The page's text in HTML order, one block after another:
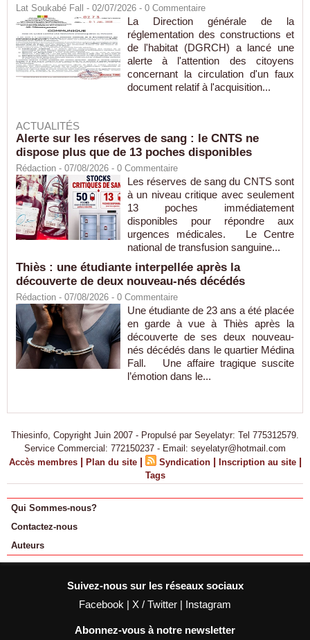
Lat Soukabé Fall - 02/07/2026 - 0 Commentaire
La Direction générale de la
réglementation des constructions et
de l'habitat (DGRCH) a lancé une
alerte à l'attention des citoyens
concernant la circulation d'un faux
document relatif à l'acquisition...
ACTUALITÉS
Alerte sur les réserves de sang : le CNTS ne
dispose plus que de 13 poches disponibles
Rédaction - 07/08/2026 - 0 Commentaire
Les réserves de sang du CNTS sont
à un niveau critique avec seulement
13 poches immédiatement
disponibles pour répondre aux
urgences médicales. Le Centre
national de transfusion sanguine...
Thiès : une étudiante interpellée après la
découverte de deux nouveau-nés décédés
Rédaction - 07/08/2026 - 0 Commentaire
Une étudiante de 23 ans a été placée
en garde à vue à Thiès après la
découverte de ses deux nouveau-
nés décédés dans le quartier Médina
Fall. Une affaire tragique suscite
l’émotion dans le...
Thiesinfo, Copyright Juin 2007 - Propulsé par Seyelatyr: Tel 775312579.
Service Commercial: 772150237 - Email: seyelatyr@hotmail.com
Accès membres | Plan du site | Syndication | Inscription au site |
Tags
Qui Sommes-nous?
Contactez-nous
Auteurs
Suivez-nous sur les réseaux sociaux
Facebook | X / Twitter | Instagram
Abonnez-vous à notre newsletter